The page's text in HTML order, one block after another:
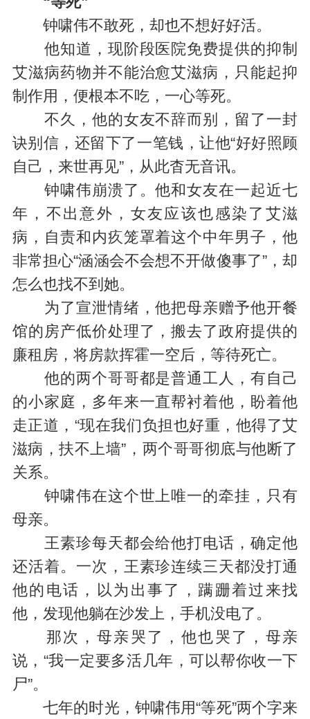
钟啸伟不敢死，却也不想好好活。
他知道，现阶段医院免费提供的抑制
艾滋病药物并不能治愈艾滋病，只能起抑
制作用，便根本不吃，一心等死。
不久，他的女友不辞而别，留了一封
诀别信，还留下了一笔钱，让他“好好照顾
自己，来世再见”，从此杳无音讯。
钟啸伟崩溃了。他和女友在一起近七
年，不出意外，女友应该也感染了艾滋
病，自责和内疚笼罩着这个中年男子，他
非常担心“涵涵会不会想不开做傻事了”，却
怎么也找不到她。
为了宣泄情绪，他把母亲赠予他开餐
馆的房产低价处理了，搬去了政府提供的
廉租房，将房款挥霍一空后，等待死亡。
他的两个哥哥都是普通工人，有自己
的小家庭，多年来一直帮衬着他，盼着他
走正道，“现在我们负担也好重，他得了艾
滋病，扶不上墙”，两个哥哥彻底与他断了
关系。
钟啸伟在这个世上唯一的牵挂，只有
母亲。
王素珍每天都会给他打电话，确定他
还活着。一次，王素珍连续三天都没打通
他的电话，以为出事了，蹒跚着过来找
他，发现他躺在沙发上，手机没电了。
那次，母亲哭了，他也哭了，母亲
说，“我一定要多活几年，可以帮你收一下
尸”。
七年的时光，钟啸伟用“等死”两个字来